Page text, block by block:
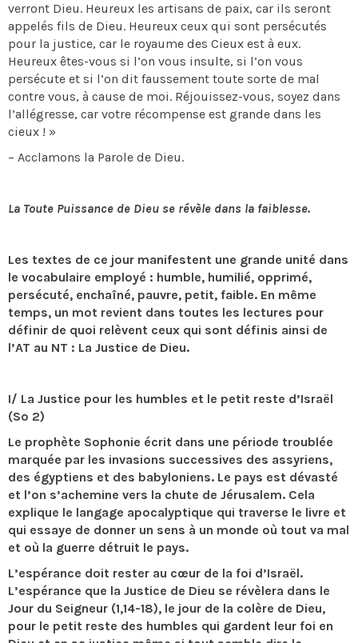
verront Dieu. Heureux les artisans de paix, car ils seront
appelés fils de Dieu. Heureux ceux qui sont persécutés
pour la justice, car le royaume des Cieux est à eux.
Heureux êtes-vous si l’on vous insulte, si l’on vous
persécute et si l’on dit faussement toute sorte de mal
contre vous, à cause de moi. Réjouissez-vous, soyez dans
l’allégresse, car votre récompense est grande dans les
cieux ! »
– Acclamons la Parole de Dieu.
La Toute Puissance de Dieu se révèle dans la faiblesse.
Les textes de ce jour manifestent une grande unité dans
le vocabulaire employé : humble, humilié, opprimé,
persécuté, enchaîné, pauvre, petit, faible. En même
temps, un mot revient dans toutes les lectures pour
définir de quoi relèvent ceux qui sont définis ainsi de
l’AT au NT : La Justice de Dieu.
I/ La Justice pour les humbles et le petit reste d’Israël
(So 2)
Le prophète Sophonie écrit dans une période troublée
marquée par les invasions successives des assyriens,
des égyptiens et des babyloniens. Le pays est dévasté
et l’on s’achemine vers la chute de Jérusalem. Cela
explique le langage apocalyptique qui traverse le livre et
qui essaye de donner un sens à un monde où tout va mal
et où la guerre détruit le pays.
L’espérance doit rester au cœur de la foi d’Israël.
L’espérance que la Justice de Dieu se révèlera dans le
Jour du Seigneur (1,14-18), le jour de la colère de Dieu,
pour le petit reste des humbles qui gardent leur foi en